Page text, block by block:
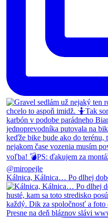
Kálnica, Kálnica… Po dlhej
Presne na deň bláznov slávi